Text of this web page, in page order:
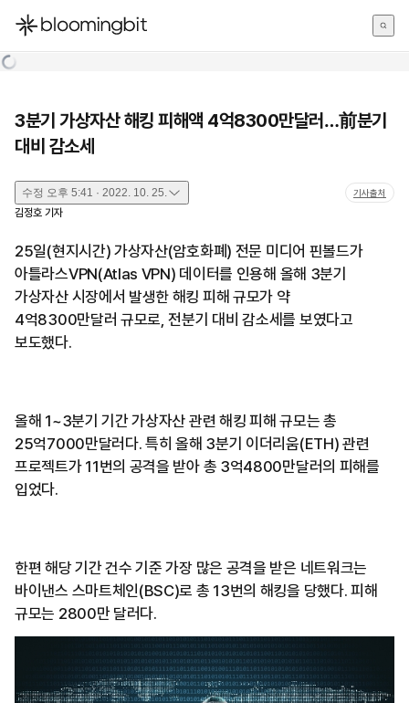
한국어
3분기 가상자산 해킹 피해액 4억8300만달러…前분기
대비 감소세
수정 오후 5:41 · 2022. 10. 25. 기사출처
김정호 기자
25일(현지시간) 가상자산(암호화폐) 전문 미디어 핀볼드가
아틀라스VPN(Atlas VPN) 데이터를 인용해 올해 3분기
가상자산 시장에서 발생한 해킹 피해 규모가 약
4억8300만달러 규모로, 전분기 대비 감소세를 보였다고
보도했다.
올해 1~3분기 기간 가상자산 관련 해킹 피해 규모는 총
25억7000만달러다. 특히 올해 3분기 이더리움(ETH) 관련
프로젝트가 11번의 공격을 받아 총 3억4800만달러의 피해를
입었다.
한편 해당 기간 건수 기준 가장 많은 공격을 받은 네트워크는
바이낸스 스마트체인(BSC)로 총 13번의 해킹을 당했다. 피해
규모는 2800만 달러다.